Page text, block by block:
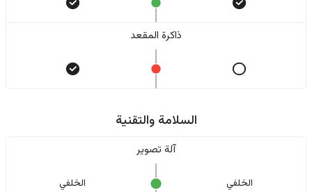
ذاكرة المقعد
السلامة والتقنية
آلة تصوير
الخلفي الخلفي